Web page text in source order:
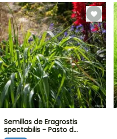
Semillas de Eragrostis
spectabilis - Pasto d…